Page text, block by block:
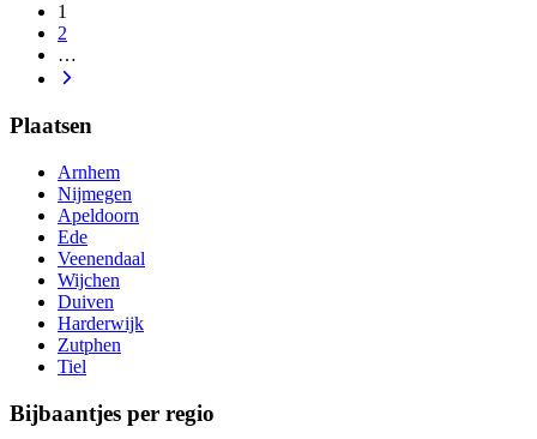
1
2
…
Plaatsen
Arnhem
Nijmegen
Apeldoorn
Ede
Veenendaal
Wijchen
Duiven
Harderwijk
Zutphen
Tiel
Bijbaantjes per regio